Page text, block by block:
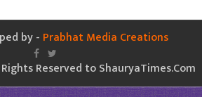
by - Prabhat Media Creations
Reserved to ShauryaTimes.Com